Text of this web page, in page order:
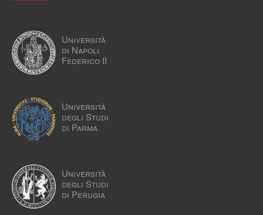
Università
di Napoli
Federico II
Università
degli Studi
di Parma
Università
degli Studi
di Perugia